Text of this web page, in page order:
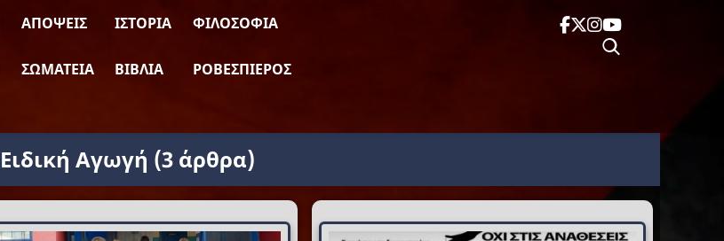
ΑΠΌΨΕΙΣ ΙΣΤΟΡΊΑ ΦΙΛΟΣΟΦΊΑ
ΣΩΜΑΤΕΊΑ ΒΙΒΛΊΑ ΡΟΒΕΣΠΙΈΡΟΣ
Ειδική Αγωγή (3 άρθρα)